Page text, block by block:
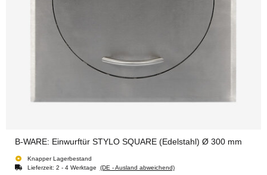
B-WARE: Einwurftür STYLO SQUARE (Edelstahl) Ø 300 mm
Knapper Lagerbestand
Lieferzeit: 2 - 4 Werktage (DE - Ausland abweichend)